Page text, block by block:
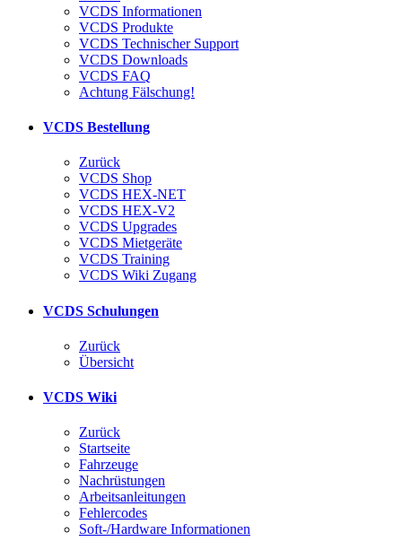
VCDS Informationen
VCDS Produkte
VCDS Technischer Support
VCDS Downloads
VCDS FAQ
Achtung Fälschung!
VCDS Bestellung
Zurück
VCDS Shop
VCDS HEX-NET
VCDS HEX-V2
VCDS Upgrades
VCDS Mietgeräte
VCDS Training
VCDS Wiki Zugang
VCDS Schulungen
Zurück
Übersicht
VCDS Wiki
Zurück
Startseite
Fahrzeuge
Nachrüstungen
Arbeitsanleitungen
Fehlercodes
Soft-/Hardware Informationen